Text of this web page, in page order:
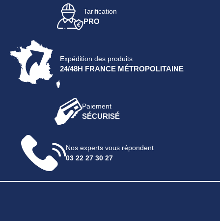
Tarification
PRO
Expédition des produits
24/48H FRANCE MÉTROPOLITAINE
Paiement
SÉCURISÉ
Nos experts vous répondent
03 22 27 30 27